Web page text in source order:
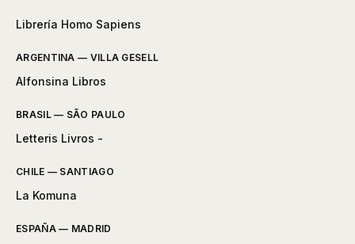
Librería Homo Sapiens
ARGENTINA — VILLA GESELL
Alfonsina Libros
BRASIL — SÃO PAULO
Letteris Livros -
CHILE — SANTIAGO
La Komuna
ESPAÑA — MADRID